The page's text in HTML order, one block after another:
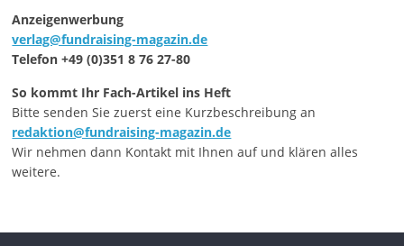
Anzeigenwerbung
verlag@fundraising-magazin.de
Telefon +49 (0)351 8 76 27-80
So kommt Ihr Fach-Artikel ins Heft
Bitte senden Sie zuerst eine Kurzbeschreibung an
redaktion@fundraising-magazin.de
Wir nehmen dann Kontakt mit Ihnen auf und klären alles
weitere.